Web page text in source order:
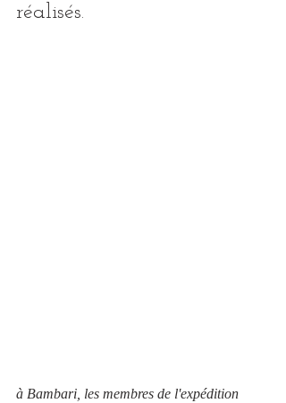
réalisés.
à Bambari, les membres de l'expédition